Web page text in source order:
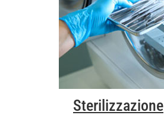
Sterilizzazione